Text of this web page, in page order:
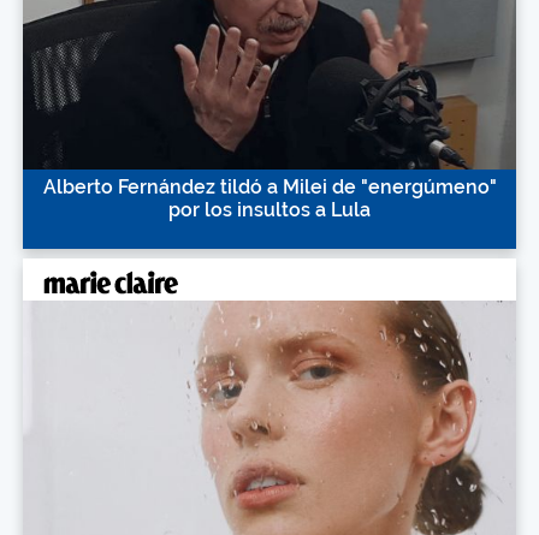
Alberto Fernández tildó a Milei de "energúmeno"
por los insultos a Lula